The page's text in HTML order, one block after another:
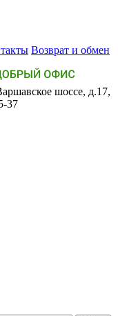
Возврат и обмен
шоссе, д.17,
37